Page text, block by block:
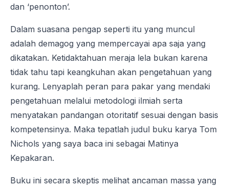
dan ‘penonton’.
Dalam suasana pengap seperti itu yang muncul
adalah demagog yang mempercayai apa saja yang
dikatakan. Ketidaktahuan meraja lela bukan karena
tidak tahu tapi keangkuhan akan pengetahuan yang
kurang. Lenyaplah peran para pakar yang mendaki
pengetahuan melalui metodologi ilmiah serta
menyatakan pandangan otoritatif sesuai dengan basis
kompetensinya. Maka tepatlah judul buku karya Tom
Nichols yang saya baca ini sebagai Matinya
Kepakaran.
Buku ini secara skeptis melihat ancaman massa yang